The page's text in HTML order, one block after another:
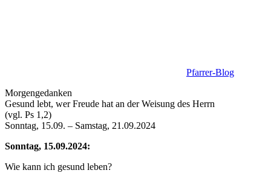
Pfarrer-Blog
Morgengedanken
Gesund lebt, wer Freude hat an der Weisung des Herrn
(vgl. Ps 1,2)
Sonntag, 15.09. – Samstag, 21.09.2024
Sonntag, 15.09.2024:
Wie kann ich gesund leben?